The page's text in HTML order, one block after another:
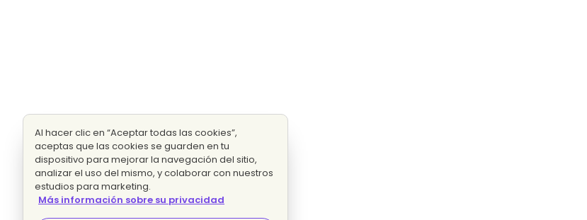
Al hacer clic en “Aceptar todas las cookies”,
aceptas que las cookies se guarden en tu
dispositivo para mejorar la navegación del sitio,
analizar el uso del mismo, y colaborar con nuestros
estudios para marketing.
Más información sobre su privacidad